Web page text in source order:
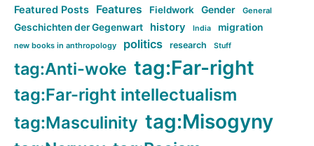
Featured Posts Features Fieldwork Gender General
Geschichten der Gegenwart history India migration
new books in anthropology politics research Stuff
tag:Anti-woke tag:Far-right
tag:Far-right intellectualism
tag:Masculinity tag:Misogyny